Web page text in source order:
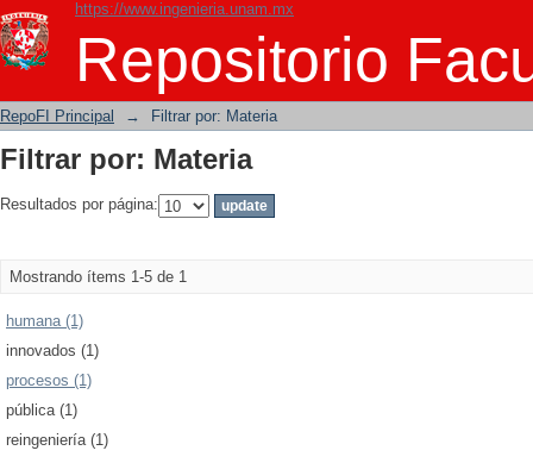
https://www.ingenieria.unam.mx
Repositorio
Filtrar por: Materia
RepoFI Principal → Filtrar por: Materia
Filtrar por: Materia
Resultados por página:
Mostrando ítems 1-5 de 1
humana (1)
innovados (1)
procesos (1)
pública (1)
reingeniería (1)